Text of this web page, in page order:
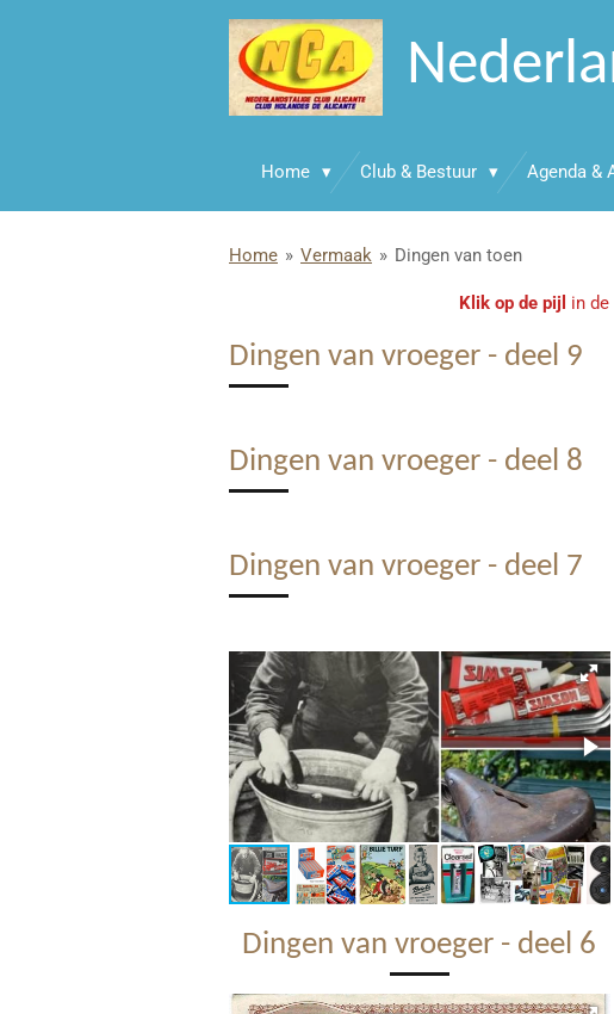
Home Club & Bestuur Agenda &
Home » Vermaak » Dingen van toen
Klik op de pijl in
Dingen van vroeger - deel 9
Dingen van vroeger - deel 8
Dingen van vroeger - deel 7
Dingen van vroeger - deel 6